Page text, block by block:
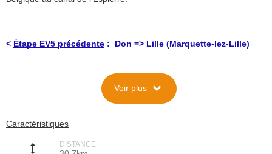
< Étape EV5 précédente : Don => Lille (Marquette-lez-Lille)
Voie Verte aménagée sur l'ancien chemin de halage le long de la
Belgique au canal de l'Espierre. La voie verte est aménagée par
p=983&art_id ) et le canal a été en chantier en 2009-2010 pour
Voir plus expand_more
Caractéristiques
height DISTANCE